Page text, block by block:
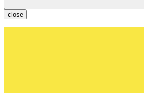
close